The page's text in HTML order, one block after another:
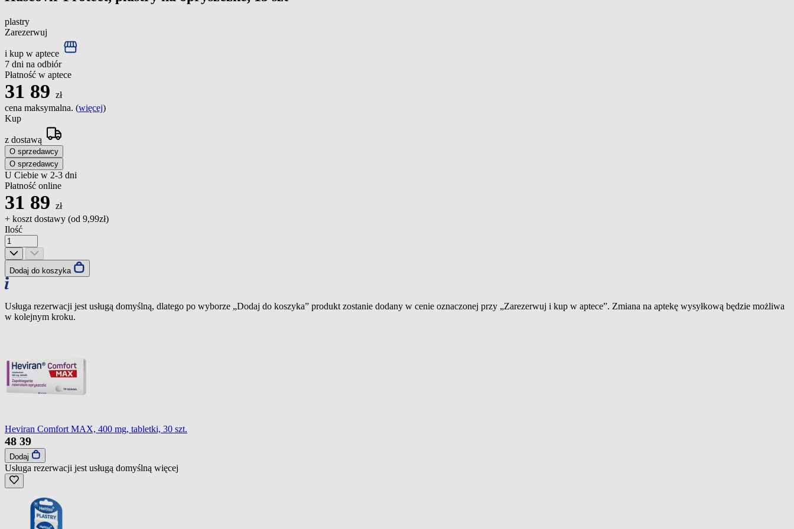
plastry
Zarezerwuj
i kup w aptece
7 dni na odbiór
Płatność w aptece
31 89 zł
cena maksymalna. (więcej)
Kup
z dostawą
O sprzedawcy
O sprzedawcy
U Ciebie w 2-3 dni
Płatność online
31 89 zł
+ koszt dostawy (od 9,99zł)
Ilość
Dodaj do koszyka
Usługa rezerwacji jest usługą domyślną, dlatego po wyborze „Dodaj do koszyka” produkt zostanie dodany w cenie oznaczonej przy „Zarezerwuj i kup w aptece”. Zmiana na aptekę wysyłkową będzie możliwa
w kolejnym kroku.
Heviran Comfort MAX, 400 mg, tabletki, 30 szt.
48 39
Dodaj
Usługa rezerwacji jest usługą domyślną więcej